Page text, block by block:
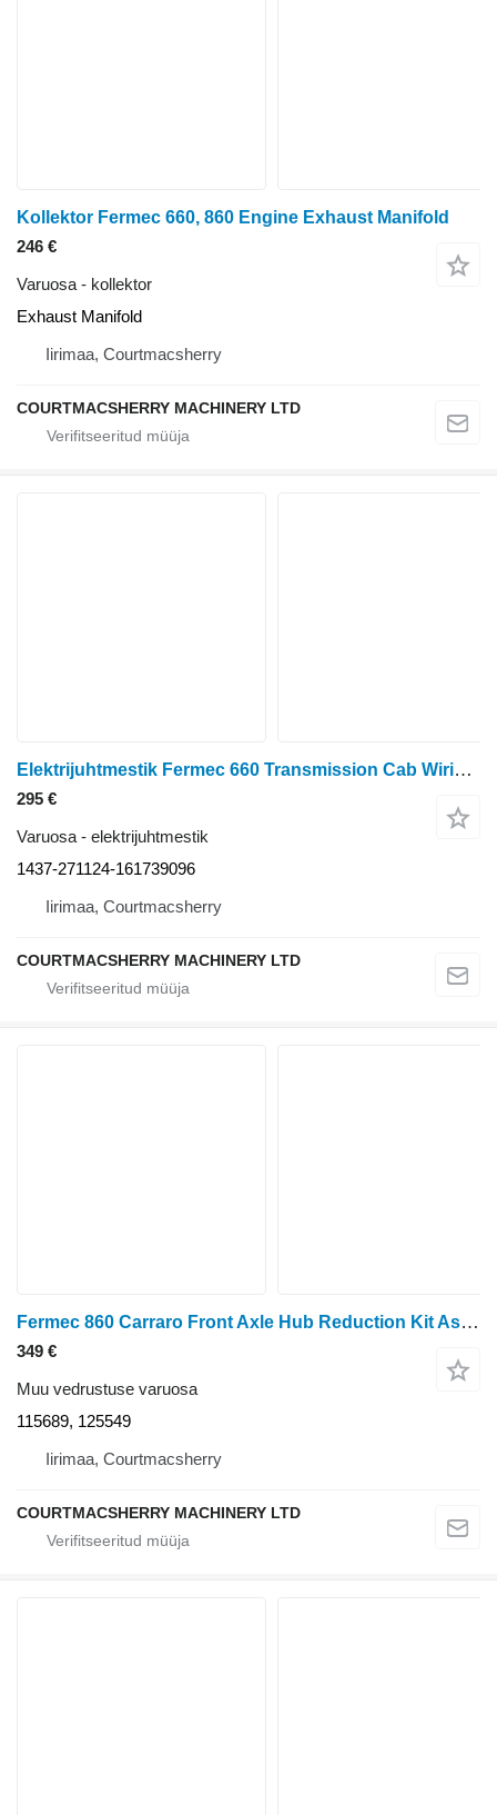
Kollektor Fermec 660, 860 Engine Exhaust Manifold
246 €
Varuosa - kollektor
Exhaust Manifold
Iirimaa, Courtmacsherry
COURTMACSHERRY MACHINERY LTD
Elektrijuhtmestik Fermec 660 Transmission Cab Wiring Loom Parts 1437-271124-161739096
295 €
Varuosa - elektrijuhtmestik
1437-271124-161739096
Iirimaa, Courtmacsherry
COURTMACSHERRY MACHINERY LTD
Fermec 860 Carraro Front Axle Hub Reduction Kit Assy 125549, 115644, 11 115689, 125549
349 €
Muu vedrustuse varuosa
115689, 125549
Iirimaa, Courtmacsherry
COURTMACSHERRY MACHINERY LTD